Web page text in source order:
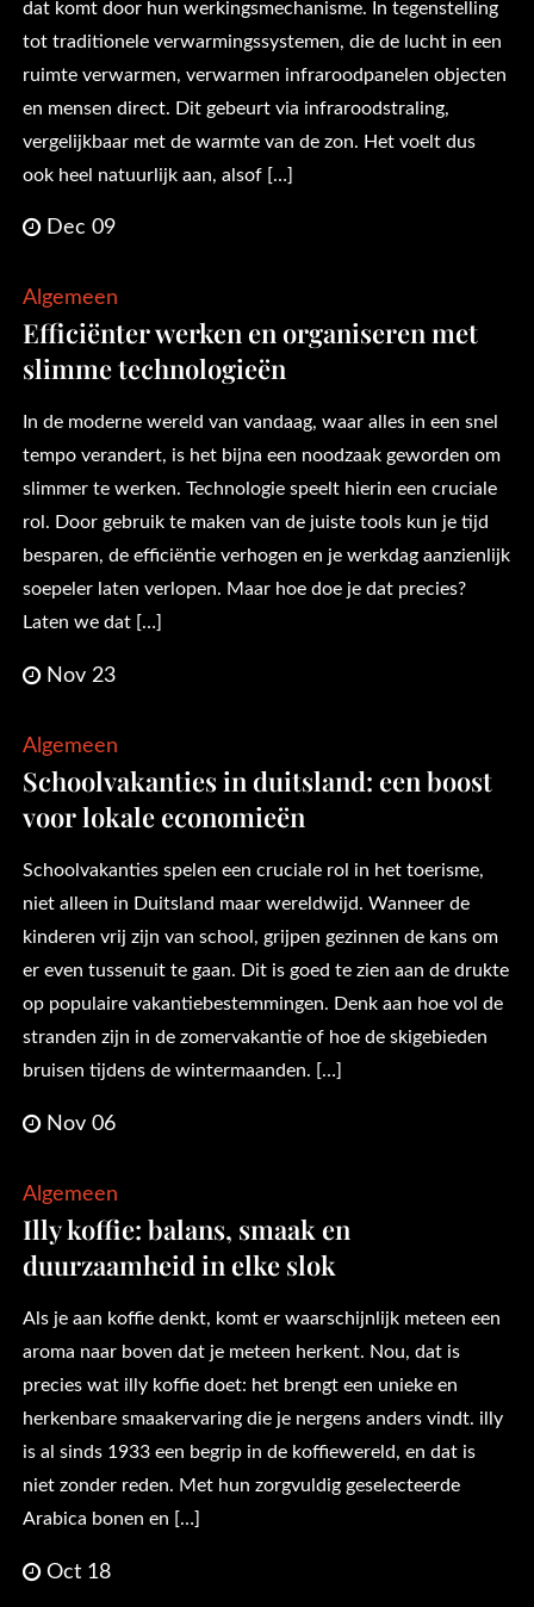
dat komt door hun werkingsmechanisme. In tegenstelling
tot traditionele verwarmingssystemen, die de lucht in een
ruimte verwarmen, verwarmen infraroodpanelen objecten
en mensen direct. Dit gebeurt via infraroodstraling,
vergelijkbaar met de warmte van de zon. Het voelt dus
ook heel natuurlijk aan, alsof […]
Dec 09
Algemeen
Efficiënter werken en organiseren met
slimme technologieën
In de moderne wereld van vandaag, waar alles in een snel
tempo verandert, is het bijna een noodzaak geworden om
slimmer te werken. Technologie speelt hierin een cruciale
rol. Door gebruik te maken van de juiste tools kun je tijd
besparen, de efficiëntie verhogen en je werkdag aanzienlijk
soepeler laten verlopen. Maar hoe doe je dat precies?
Laten we dat […]
Nov 23
Algemeen
Schoolvakanties in duitsland: een boost
voor lokale economieën
Schoolvakanties spelen een cruciale rol in het toerisme,
niet alleen in Duitsland maar wereldwijd. Wanneer de
kinderen vrij zijn van school, grijpen gezinnen de kans om
er even tussenuit te gaan. Dit is goed te zien aan de drukte
op populaire vakantiebestemmingen. Denk aan hoe vol de
stranden zijn in de zomervakantie of hoe de skigebieden
bruisen tijdens de wintermaanden. […]
Nov 06
Algemeen
Illy koffie: balans, smaak en
duurzaamheid in elke slok
Als je aan koffie denkt, komt er waarschijnlijk meteen een
aroma naar boven dat je meteen herkent. Nou, dat is
precies wat illy koffie doet: het brengt een unieke en
herkenbare smaakervaring die je nergens anders vindt. illy
is al sinds 1933 een begrip in de koffiewereld, en dat is
niet zonder reden. Met hun zorgvuldig geselecteerde
Arabica bonen en […]
Oct 18